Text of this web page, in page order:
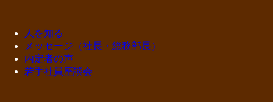
人を知る
メッセージ（社長・総務部長）
内定者の声
若手社員座談会